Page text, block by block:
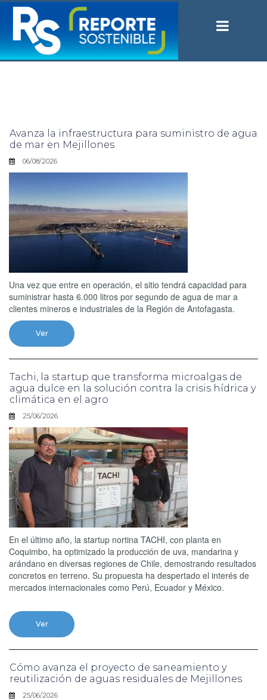
Avanza la infraestructura para suministro de agua
de mar en Mejillones
06/08/2026
Una vez que entre en operación, el sitio tendrá capacidad para
suministrar hasta 6.000 litros por segundo de agua de mar a
clientes mineros e industriales de la Región de Antofagasta.
Ver
Tachi, la startup que transforma microalgas de
agua dulce en la solución contra la crisis hídrica y
climática en el agro
25/06/2026
En el último año, la startup nortina TACHI, con planta en
Coquimbo, ha optimizado la producción de uva, mandarina y
arándano en diversas regiones de Chile, demostrando resultados
concretos en terreno. Su propuesta ha despertado el interés de
mercados internacionales como Perú, Ecuador y México.
Ver
Cómo avanza el proyecto de saneamiento y
reutilización de aguas residuales de Mejillones
25/06/2026